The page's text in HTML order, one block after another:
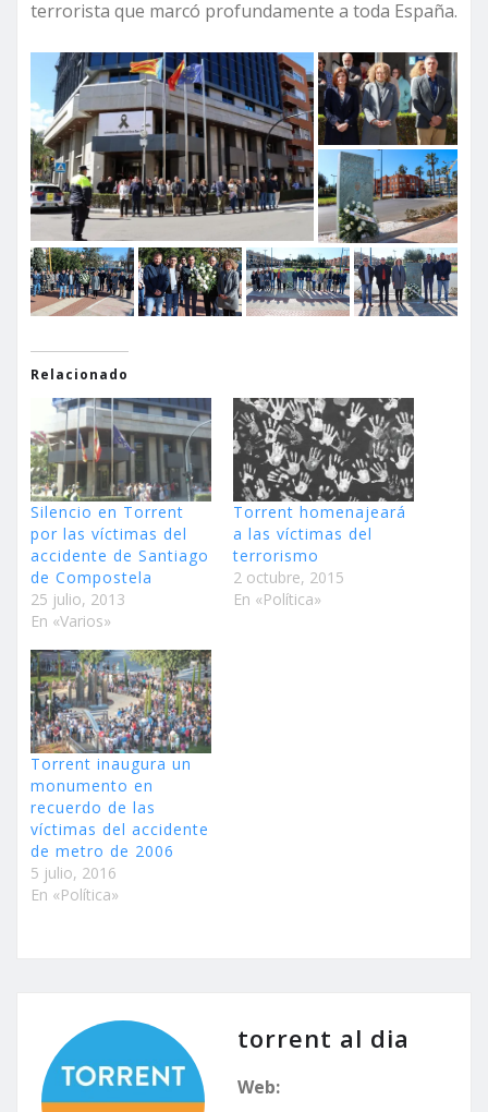
terrorista que marcó profundamente a toda España.
Relacionado
Silencio en Torrent
por las víctimas del
accidente de Santiago
de Compostela
25 julio, 2013
En «Varios»
Torrent homenajeará
a las víctimas del
terrorismo
2 octubre, 2015
En «Política»
Torrent inaugura un
monumento en
recuerdo de las
víctimas del accidente
de metro de 2006
5 julio, 2016
En «Política»
torrent al dia
Web: